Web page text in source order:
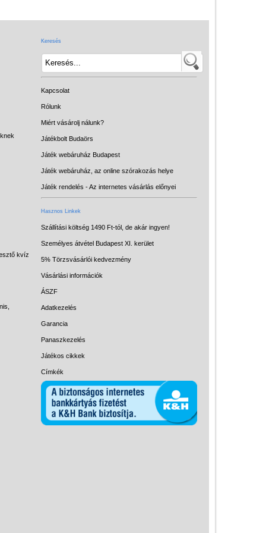
kvíz
Keresés
Kapcsolat
Rólunk
Miért vásárolj nálunk?
Játékbolt Budaörs
Játék webáruház Budapest
Játék webáruház, az online szórakozás helye
Játék rendelés - Az internetes vásárlás előnyei
Hasznos Linkek
Szállítási költség 1490 Ft-tól, de akár ingyen!
Személyes átvétel Budapest XI. kerület
5% Törzsvásárlói kedvezmény
Vásárlási információk
ÁSZF
Adatkezelés
Garancia
Panaszkezelés
Játékos cikkek
Címkék
Intelligens gyurma
Licenszes TOP
gyerekajándékok
LOGICO
LÜK
Papírszínház
Pixelhobby